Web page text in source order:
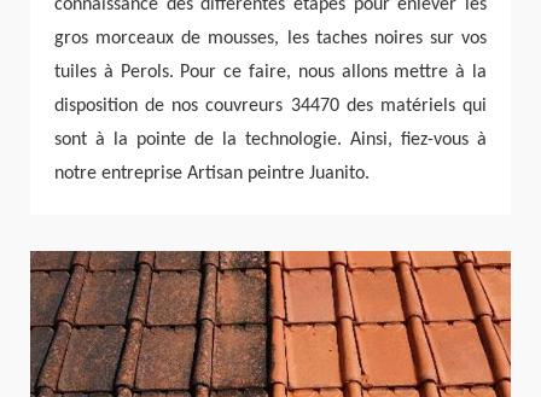
connaissance des différentes étapes pour enlever les
gros morceaux de mousses, les taches noires sur vos
tuiles à Perols. Pour ce faire, nous allons mettre à la
disposition de nos couvreurs 34470 des matériels qui
sont à la pointe de la technologie. Ainsi, fiez-vous à
notre entreprise Artisan peintre Juanito.